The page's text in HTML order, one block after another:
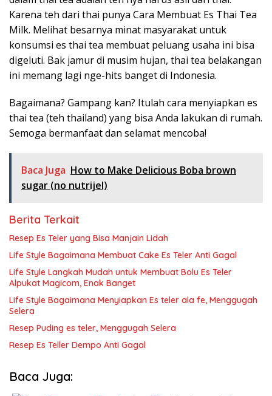
Karena teh dari thai punya Cara Membuat Es Thai Tea
Milk. Melihat besarnya minat masyarakat untuk
konsumsi es thai tea membuat peluang usaha ini bisa
digeluti. Bak jamur di musim hujan, thai tea belakangan
ini memang lagi nge-hits banget di Indonesia.
Bagaimana? Gampang kan? Itulah cara menyiapkan es
thai tea (teh thailand) yang bisa Anda lakukan di rumah.
Semoga bermanfaat dan selamat mencoba!
Baca Juga How to Make Delicious Boba brown
sugar (no nutrijel)
Berita Terkait
Resep Es Teler yang Bisa Manjain Lidah
Life Style Bagaimana Membuat Cake Es Teler Anti Gagal
Life Style Langkah Mudah untuk Membuat Bolu Es Teler
Alpukat Magicom, Enak Banget
Life Style Bagaimana Menyiapkan Es teler ala fe, Menggugah
Selera
Resep Puding es teler, Menggugah Selera
Resep Es Teller Dempo Anti Gagal
Baca Juga: